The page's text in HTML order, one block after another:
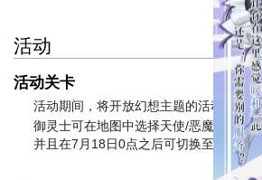
活动
活动关卡
活动期间，将开放幻想主题的活动地图。
御灵士可在地图中选择天使/恶魔中的任
并且在7月18日0点之后可切换至另一方